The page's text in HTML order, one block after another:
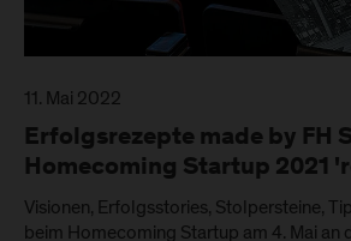
11. Mai 2022
Erfolgsrezepte made by FH
Homecoming Startup 2021
Visionen, Erfolgsstories, Stolpersteine,
beim Homecoming Startup am 4. Mai an